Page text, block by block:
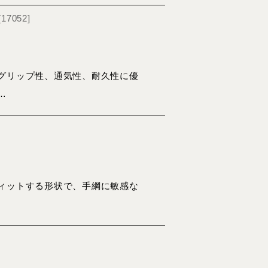
17052]
リップ性、通気性、耐久性に優
ットする形状で、手綱に敏感な